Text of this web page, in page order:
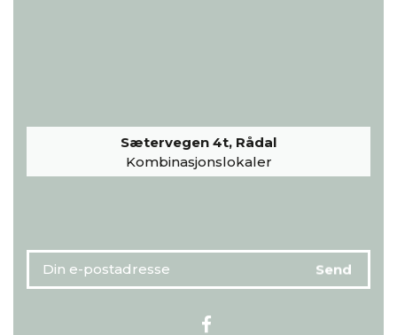
Sætervegen 4t, Rådal
Kombinasjonslokaler